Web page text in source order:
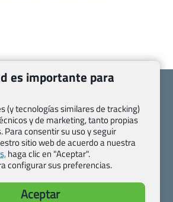
somos
Contacto
Salud y otras disposiciones específicas
Registro de agencias
Condiciones generales
y cookies
es importante para
(y tecnologías similares de tracking)
y de marketing, tanto propias
Para consentir su uso y seguir
sitio web de acuerdo a nuestra
haga clic en "Aceptar".
configurar sus preferencias.
Aceptar